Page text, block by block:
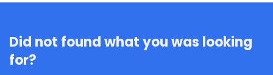
Did not found what you was looking
for?